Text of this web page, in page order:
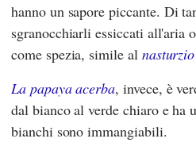
hanno un sapore piccante. Di
sgranocchiarli essiccati all'aria
come spezia, simile al nasturzio
La papaya acerba, invece, è
dal bianco al verde chiaro e ha
bianchi sono immangiabili.